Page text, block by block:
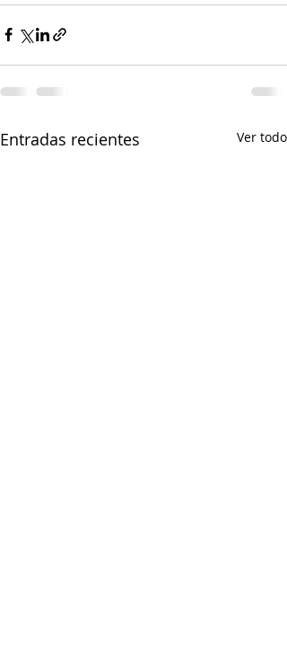
Entradas recientes Ver todo